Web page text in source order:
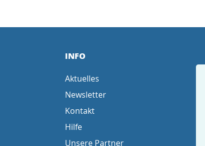
INFO
Aktuelles
Newsletter
Kontakt
Hilfe
Unsere Partner